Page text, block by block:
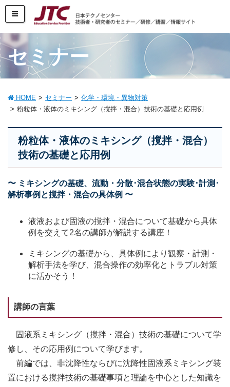
セミナー
HOME セミナー
化学・環境・異物対策
粉粒体・液体のミキシング（撹拌・混合）技術の基礎と応用例
粉粒体・液体のミキシング（撹拌・混合）
技術の基礎と応用例
〜 ミキシングの基礎、流動・分散･混合状態の実験･計測･
解析事例と撹拌・混合の具体例 〜
液液および固液の撹拌・混合について基礎から具体
例を交えて2名の講師が解説する講座！
ミキシングの基礎から、具体例により観察・計測・
解析手法を学び、混合操作の効率化とトラブル対策
に活かそう！
講師の言葉
固液系ミキシング（撹拌・混合）技術の基礎について学
修し、その応用例について学びます。
前編では、非沈降性ならびに沈降性固液系ミキシング装
置における撹拌技術の基礎事項と理論を中心とした知識を